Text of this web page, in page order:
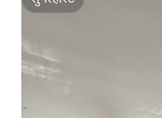
सुपरहोस्ट